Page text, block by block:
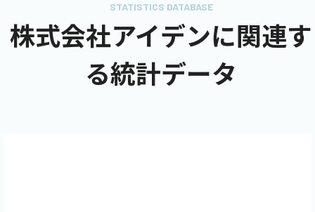
STATISTICS DATABASE
株式会社アイデンに関連す
る統計データ